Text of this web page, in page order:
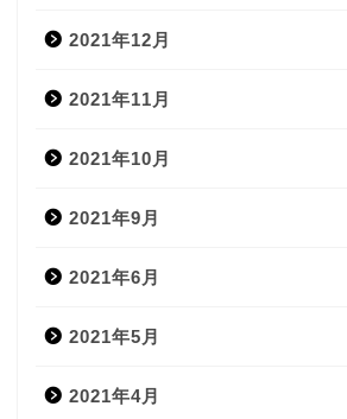
2021年12月
2021年11月
2021年10月
2021年9月
2021年6月
2021年5月
2021年4月